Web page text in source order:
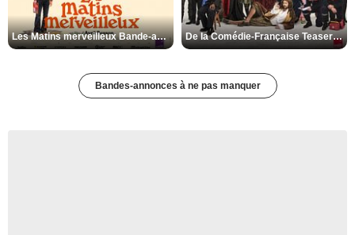
Les Matins merveilleux Bande-annonce VF De la Comédie-Française Teaser VF
Bandes-annonces à ne pas manquer